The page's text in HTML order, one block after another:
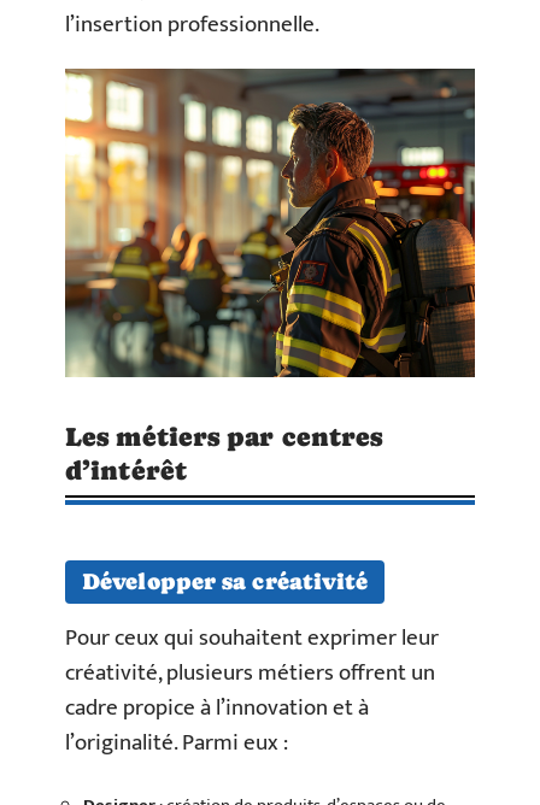
l’insertion professionnelle.
Les métiers par centres
d’intérêt
Développer sa créativité
Pour ceux qui souhaitent exprimer leur
créativité, plusieurs métiers offrent un
cadre propice à l’innovation et à
l’originalité. Parmi eux :